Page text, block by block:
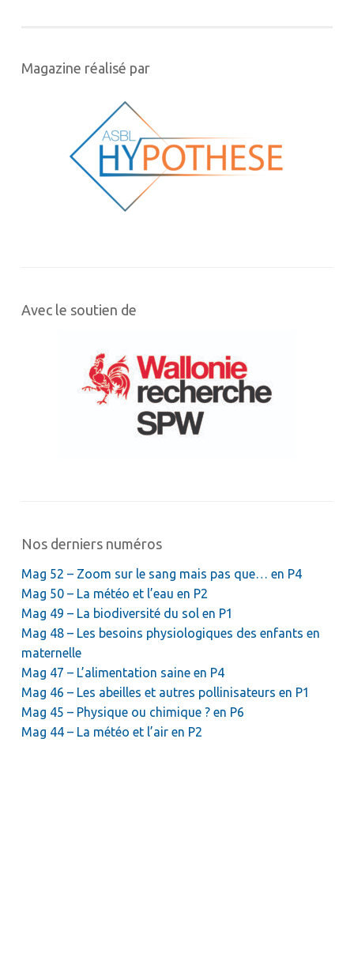
Magazine réalisé par
Avec le soutien de
Nos derniers numéros
Mag 52 – Zoom sur le sang mais pas que… en P4
Mag 50 – La météo et l’eau en P2
Mag 49 – La biodiversité du sol en P1
Mag 48 – Les besoins physiologiques des enfants en
maternelle
Mag 47 – L’alimentation saine en P4
Mag 46 – Les abeilles et autres pollinisateurs en P1
Mag 45 – Physique ou chimique ? en P6
Mag 44 – La météo et l’air en P2